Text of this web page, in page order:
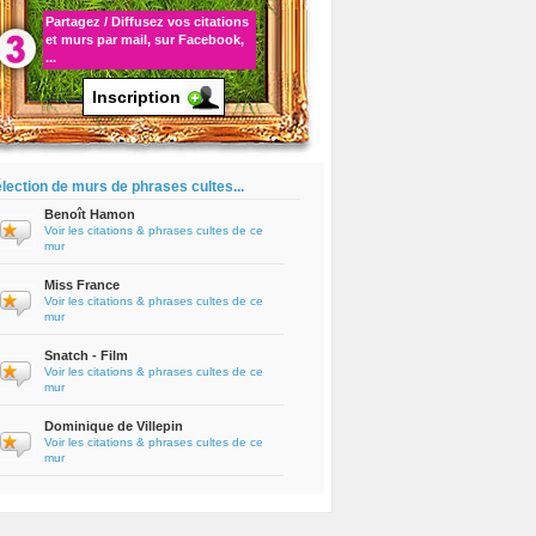
Partagez / Diffusez vos citations
et murs par mail, sur Facebook,
...
Inscription
de murs de phrases cultes...
Benoît Hamon
Voir les citations & phrases cultes de ce
mur
Miss France
Voir les citations & phrases cultes de ce
mur
Snatch - Film
Voir les citations & phrases cultes de ce
mur
Dominique de Villepin
Voir les citations & phrases cultes de ce
mur